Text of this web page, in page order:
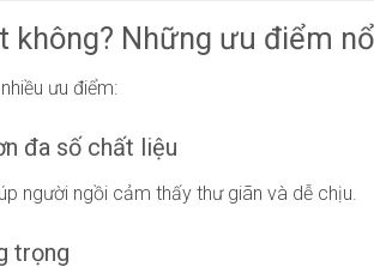
không? Những ưu điểm
ưu điểm:
đa số chất liệu
người ngồi cảm thấy thư giãn và dễ chịu.
trọng